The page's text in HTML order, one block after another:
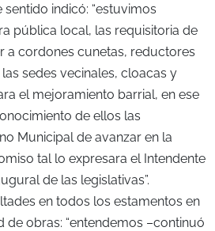
indicó: “estuvimos
pública local, las requisitoria de
a cordones cunetas, reductores
sedes vecinales, cloacas y
el mejoramiento barrial, en ese
de ellos las
Municipal de avanzar en la
tal lo expresara el Intendente
de las legislativas”.
en todos los estamentos en
de obras: “entendemos –continuó